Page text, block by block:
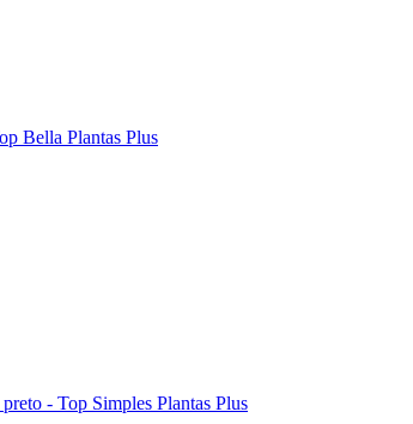
Bella Plantas Plus
- Top Simples Plantas Plus